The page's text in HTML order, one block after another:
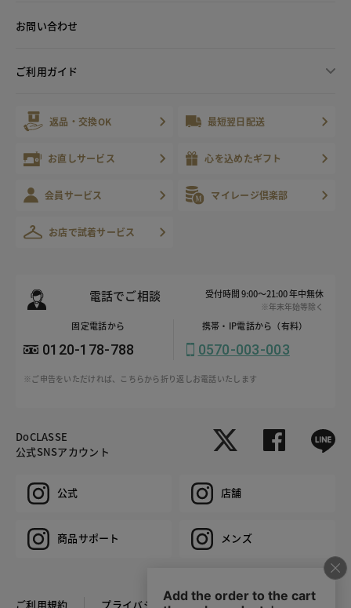
お問い合わせ
ご利用ガイド
返品・交換OK 最短翌日配送
お直しサービス 心を込めたギフト
会員サービス マイレージ倶楽部
お店で試着サービス
電話でご相談 受付時間 9:00～21:00 年中無休
※年末年始等除く
固定電話から
0120-178-788
携帯・IP電話から（有料）
0570-003-003
※ご申告をいただければ、こちらから折り返しお電話いたします
DoCLASSE
公式SNSアカウント
公式 店舗
商品サポート メンズ
ご利用規約 プライバシーポリシー